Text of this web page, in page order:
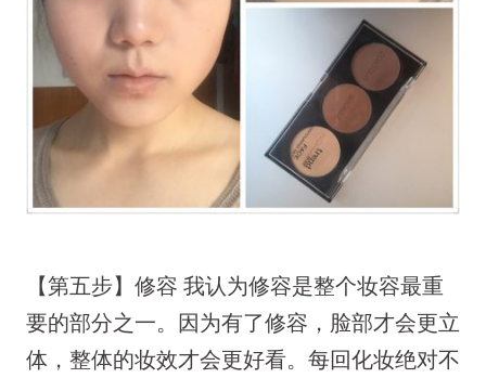
【第五步】修容 我认为修容是整个妆容最重
要的部分之一。因为有了修容，脸部才会更立
体，整体的妆效才会更好看。每回化妆绝对不